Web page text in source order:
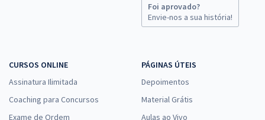
Foi aprovado?
Envie-nos a sua história!
CURSOS ONLINE
Assinatura Ilimitada
Coaching para Concursos
Exame de Ordem
PÁGINAS ÚTEIS
Depoimentos
Material Grátis
Aulas ao Vivo